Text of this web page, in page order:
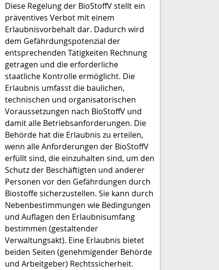
Diese Regelung der BioStoffV stellt ein
präventives Verbot mit einem
Erlaubnisvorbehalt dar. Dadurch wird
dem Gefährdungspotenzial der
entsprechenden Tätigkeiten Rechnung
getragen und die erforderliche
staatliche Kontrolle ermöglicht. Die
Erlaubnis umfasst die baulichen,
technischen und organisatorischen
Voraussetzungen nach BioStoffV und
damit alle Betriebsanforderungen. Die
Behörde hat die Erlaubnis zu erteilen,
wenn alle Anforderungen der BioStoffV
erfüllt sind, die einzuhalten sind, um den
Schutz der Beschäftigten und anderer
Personen vor den Gefährdungen durch
Biostoffe sicherzustellen. Sie kann durch
Nebenbestimmungen wie Bedingungen
und Auflagen den Erlaubnisumfang
bestimmen (gestaltender
Verwaltungsakt). Eine Erlaubnis bietet
beiden Seiten (genehmigender Behörde
und Arbeitgeber) Rechtssicherheit.